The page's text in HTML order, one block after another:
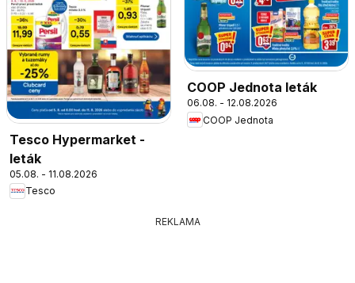
Tesco Hypermarket -
leták
05.08. - 11.08.2026
Tesco
COOP Jednota leták
06.08. - 12.08.2026
COOP Jednota
REKLAMA